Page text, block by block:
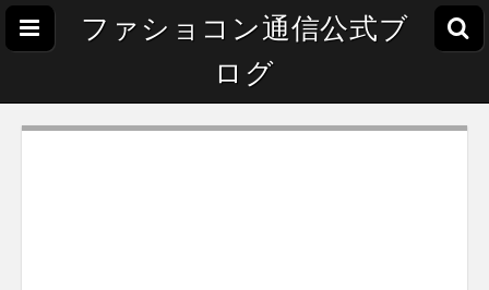
ファショコン通信公式ブ
ログ